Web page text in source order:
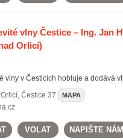
vlny Čestice – Ing. Jan
Orlicí)
vlny v Česticích hobluje a dodává
, Čestice 37 MAPA
VOLAT NAPIŠTE NÁM